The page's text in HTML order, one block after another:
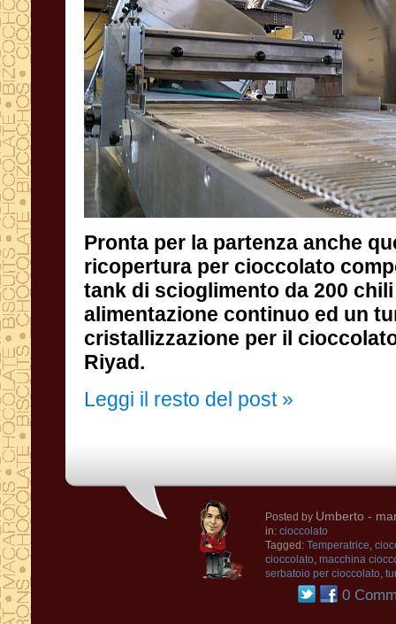
Pronta per la partenza anche
ricopertura per cioccolato
tank di scioglimento da 200 chili
alimentazione continuo ed
cristallizzazione per il cioccolato....
Riyad.
Leggi il resto del post »
Posted by Umberto -
in: cioccolato
Tagged: Temperatrice,
cioccolato, macchina
serbatoio per cioccolato,
0